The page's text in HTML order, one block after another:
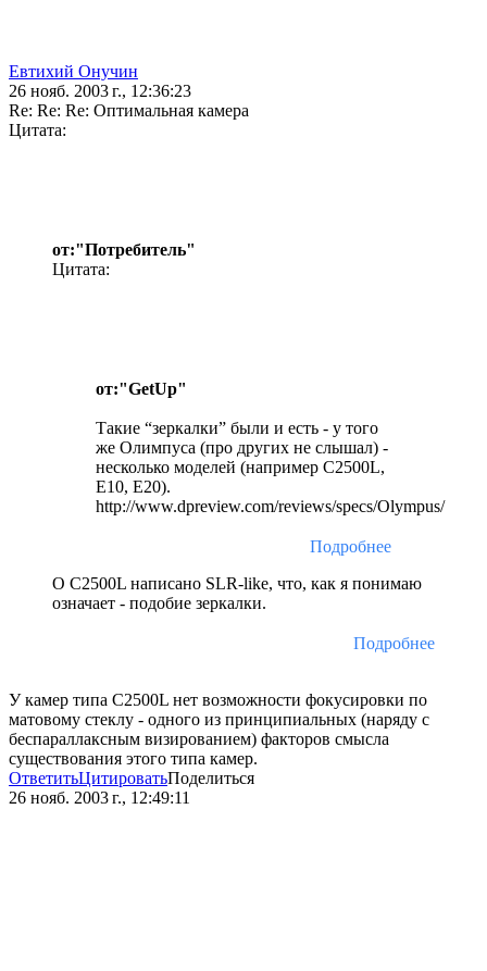
Евтихий Онучин
26 нояб. 2003 г., 12:36:23
Re: Re: Re: Оптимальная камера
Цитата:
от:"Потребитель"
Цитата:
от:"GetUp"
Такие “зеркалки” были и есть - у того
же Олимпуса (про других не слышал) -
несколько моделей (например C2500L,
Е10, Е20).
http://www.dpreview.com/reviews/specs/Olympus/
Подробнее
О С2500L написано SLR-like, что, как я понимаю
означает - подобие зеркалки.
Подробнее
У камер типа С2500L нет возможности фокусировки по
матовому стеклу - одного из принципиальных (наряду с
беспараллаксным визированием) факторов смысла
существования этого типа камер.
ОтветитьЦитироватьПоделиться
26 нояб. 2003 г., 12:49:11